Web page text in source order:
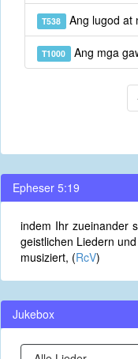
T538 Ang lugod at
T1000 Ang mga
Epheser 5:19
indem Ihr zueinander
geistlichen Liedern
musiziert, (RcV)
Jukebox